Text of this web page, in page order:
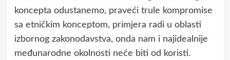
koncepta odustanemo, praveći trule kompromise
sa etničkim konceptom, primjera radi u oblasti
izbornog zakonodavstva, onda nam i najidealnije
međunarodne okolnosti neće biti od koristi.